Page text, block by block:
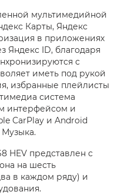
мультимедийной
Карты, Яндекс
в приложениях
Яндекс ID, благодаря
с
иметь под рукой
избранные плейлисты
система
интерфейсом и
CarPlay и Android
HEV представлен с
на шесть
в каждом ряду) и